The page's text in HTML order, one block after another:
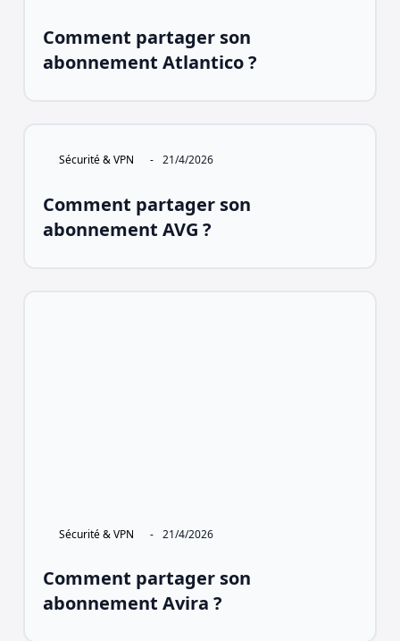
Comment partager son
abonnement Atlantico ?
Sécurité & VPN - 21/4/2026
Comment partager son
abonnement AVG ?
Sécurité & VPN - 21/4/2026
Comment partager son
abonnement Avira ?